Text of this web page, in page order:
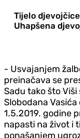
Tijelo
Uhapšena
- Usvajanjem
preinačava se
Sadu tako što
Slobodana
1.5.2019. godine
napasti na život i
ponašanjem